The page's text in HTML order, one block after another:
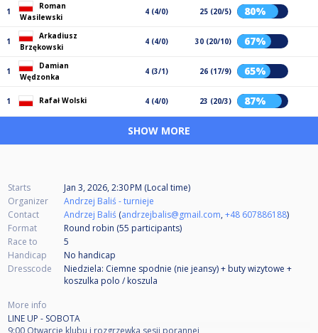
1
Roman
Wasilewski
4 (4/0) 25 (20/5) 80%
1
Arkadiusz
Brzękowski
4 (4/0) 30 (20/10) 67%
1
Damian
Wędzonka
4 (3/1) 26 (17/9) 65%
1 Rafał Wolski 4 (4/0) 23 (20/3) 87%
SHOW MORE
Starts
Jan 3, 2026, 2:30 PM (Local time)
Organizer
Andrzej Baliś - turnieje
Contact
Andrzej Baliś (andrzejbalis@gmail.com,+48 607886188)
Format
Round robin (55 participants)
Race to
5
Handicap
No handicap
Dresscode
Niedziela: Ciemne spodnie (nie jeansy) + buty wizytowe +
koszulka polo / koszula
More info
LINE UP - SOBOTA
9:00 Otwarcie klubu i rozgrzewka sesji porannej